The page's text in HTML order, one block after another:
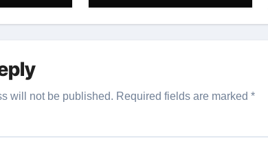
will not be published. Required fields are marked *